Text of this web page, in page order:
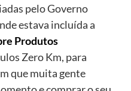
pelo Governo
estava incluída a
Produtos
Zero Km, para
que muita gente